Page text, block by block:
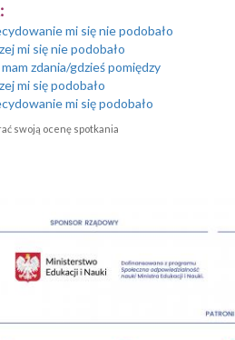
mi się nie podobało
mi się nie podobało
zdania/gdzieś pomiędzy
mi się podobało
mi się podobało
swoją ocenę spotkania